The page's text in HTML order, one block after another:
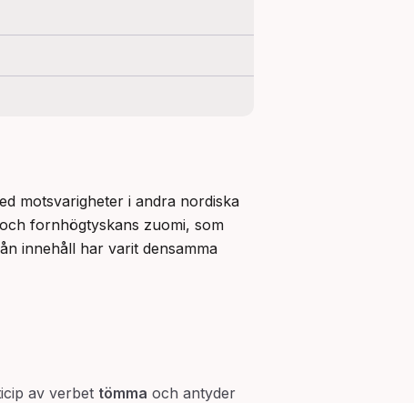
motsvarigheter i andra nordiska
fornhögtyskans zuomi, som
innehåll har varit densamma
av verbet tömma och antyder